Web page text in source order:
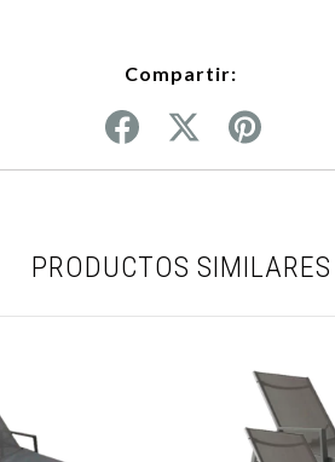
Compartir:
PRODUCTOS SIMILARES